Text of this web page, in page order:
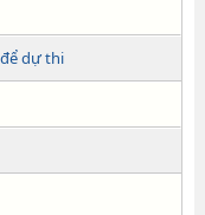
dự thi